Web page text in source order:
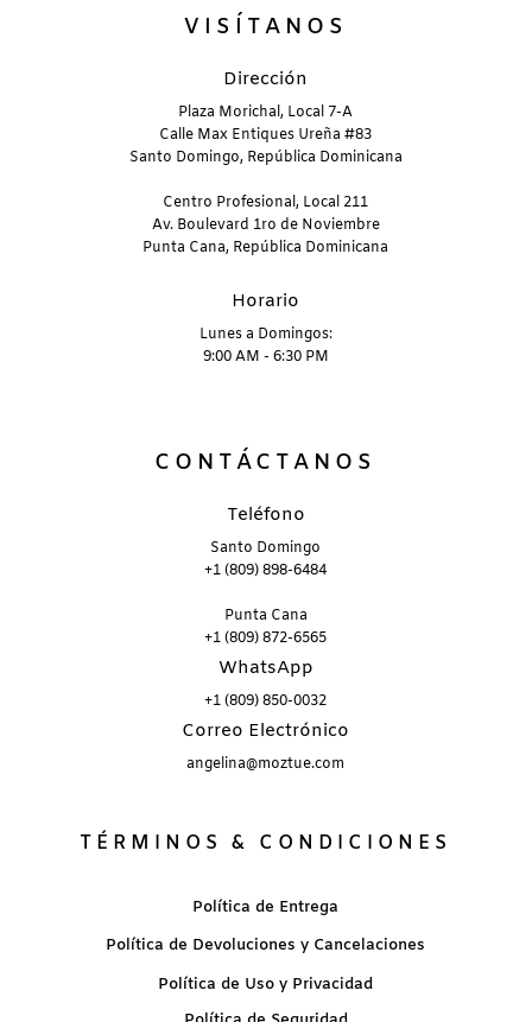
VISÍTANOS
Dirección
Plaza Morichal, Local 7-A
Calle Max Entiques Ureña #83
Santo Domingo, República Dominicana
Centro Profesional, Local 211
Av. Boulevard 1ro de Noviembre
Punta Cana, República Dominicana
Horario
Lunes a Domingos:
9:00 AM - 6:30 PM
CONTÁCTANOS
Teléfono
Santo Domingo
+1 (809) 898-6484
Punta Cana
+1 (809) 872-6565
WhatsApp
+1 (809) 850-0032
Correo Electrónico
angelina@moztue.com
TÉRMINOS & CONDICIONES
Política de Entrega
Política de Devoluciones y Cancelaciones
Política de Uso y Privacidad